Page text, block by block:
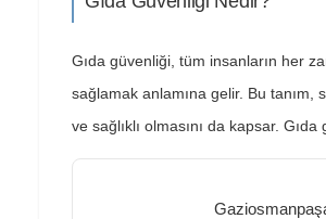
Gıda güvenliği, tüm insanların her
sağlamak anlamına gelir. Bu tanım,
ve sağlıklı olmasını da kapsar.